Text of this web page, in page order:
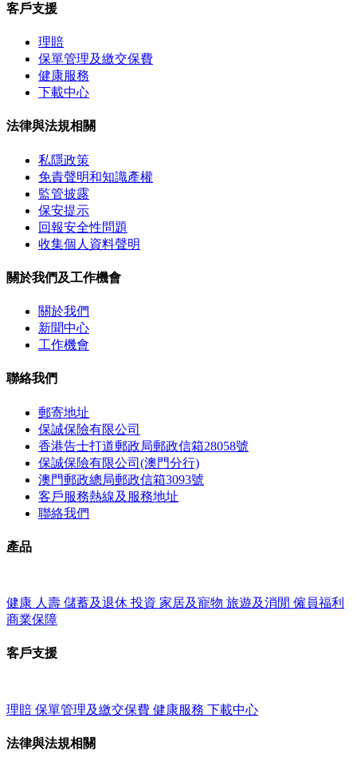
客戶支援
理賠
保單管理及繳交保費
健康服務
下載中心
法律與法規相關
私隱政策
免責聲明和知識產權
監管披露
保安提示
回報安全性問題
收集個人資料聲明
關於我們及工作機會
關於我們
新聞中心
工作機會
聯絡我們
郵寄地址
保誠保險有限公司
香港告士打道郵政局郵政信箱28058號
保誠保險有限公司(澳門分行)
澳門郵政總局郵政信箱3093號
客戶服務熱線及服務地址
聯絡我們
產品
健康 人壽 儲蓄及退休 投資 家居及寵物 旅遊及消閒 僱員福利
商業保障
客戶支援
理賠 保單管理及繳交保費 健康服務 下載中心
法律與法規相關